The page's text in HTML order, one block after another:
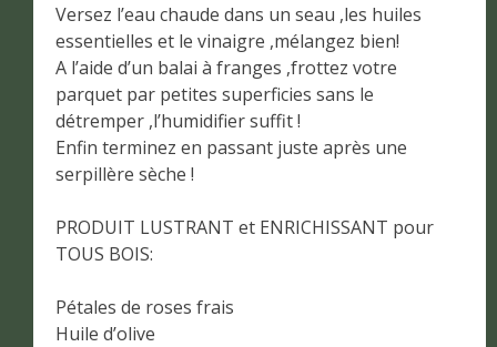
Versez l’eau chaude dans un seau ,les huiles
essentielles et le vinaigre ,mélangez bien!
A l’aide d’un balai à franges ,frottez votre
parquet par petites superficies sans le
détremper ,l’humidifier suffit !
Enfin terminez en passant juste après une
serpillère sèche !
PRODUIT LUSTRANT et ENRICHISSANT pour
TOUS BOIS:
Pétales de roses frais
Huile d’olive